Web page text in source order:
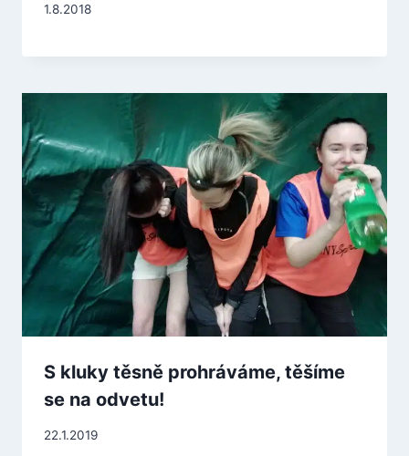
1.8.2018
S kluky těsně prohráváme, těšíme
se na odvetu!
22.1.2019